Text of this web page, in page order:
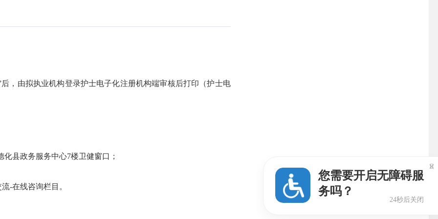
，由拟执业机构登录护士电子化注册机构端审核后打印（护士电
县政务服务中心7楼卫健窗口；
-在线咨询栏目。
您需要开启无障碍服
务吗？
23秒后关闭
